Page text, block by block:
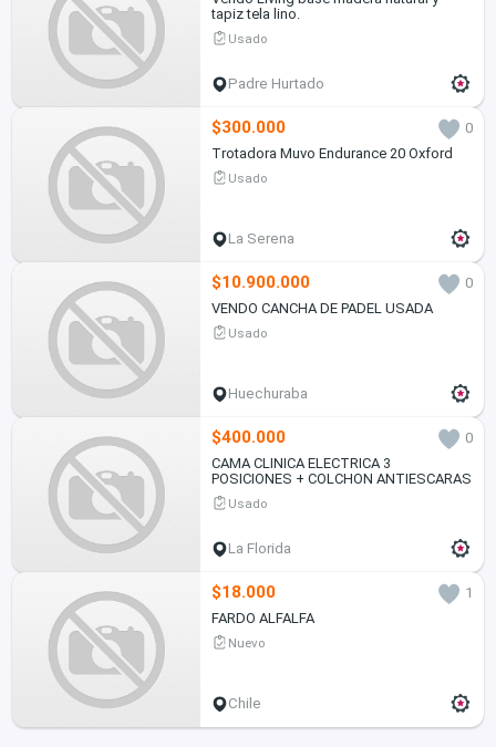
tapiz tela lino.
Usado
Padre Hurtado
$300.000
0
Trotadora Muvo Endurance 20 Oxford
Usado
La Serena
$10.900.000
0
VENDO CANCHA DE PADEL USADA
Usado
Huechuraba
$400.000
0
CAMA CLINICA ELECTRICA 3
POSICIONES + COLCHON ANTIESCARAS
Usado
La Florida
$18.000
1
FARDO ALFALFA
Nuevo
Chile